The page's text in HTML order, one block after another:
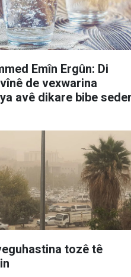
Emîn Ergûn: Di
de vexwarina
avê dikare bibe
tozê tê